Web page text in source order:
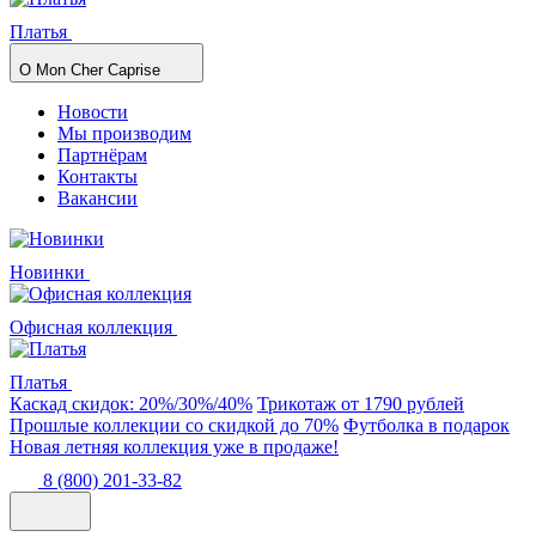
Платья
О Mon Cher Caprise
Новости
Мы производим
Партнёрам
Контакты
Вакансии
Новинки
Офисная коллекция
Платья
Каскад скидок: 20%/30%/40% Трикотаж от 1790 рублей
Прошлые коллекции со скидкой до 70% Футболка в подарок
Новая летняя коллекция уже в продаже!
8 (800) 201-33-82